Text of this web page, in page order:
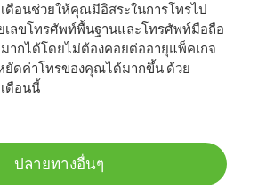
ดือนช่วยให้คุณมีอิสระในการโทรไป
เลขโทรศัพท์พื้นฐานและโทรศัพท์มือถือ
ากได้โดยไม่ต้องคอยต่ออายุแพ็คเกจ
ยัดค่าโทรของคุณได้มากขึ้น ด้วย
ดือนนี้
ปลายทางอื่นๆ